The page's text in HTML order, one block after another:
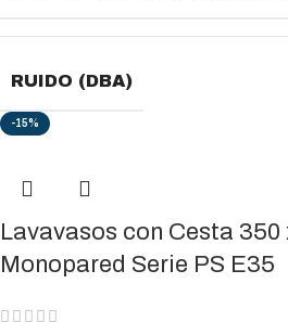
RUIDO (DBA)
-15%
Lavavasos con Cesta 350
Monopared Serie PS E35